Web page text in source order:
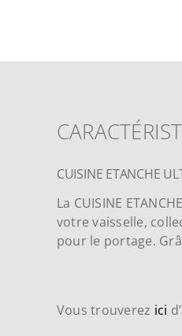
CUISINE ETANCHE
La CUISINE
votre vaisselle,
pour le portage.
Vous trouverez ici